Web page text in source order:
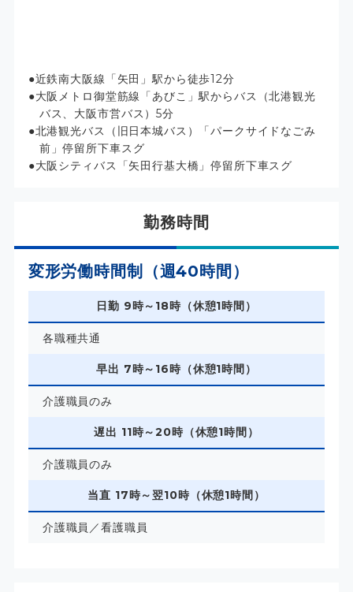
近鉄南大阪線「矢田」駅から徒歩12分
大阪メトロ御堂筋線「あびこ」駅からバス（北港観光
バス、大阪市営バス）5分
北港観光バス（旧日本城バス）「パークサイドなごみ
前」停留所下車スグ
大阪シティバス「矢田行基大橋」停留所下車スグ
勤務時間
変形労働時間制（週40時間）
日勤 9時～18時（休憩1時間）
各職種共通
早出 7時～16時（休憩1時間）
介護職員のみ
遅出 11時～20時（休憩1時間）
介護職員のみ
当直 17時～翌10時（休憩1時間）
介護職員／看護職員